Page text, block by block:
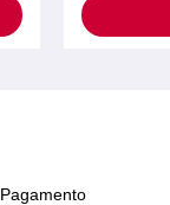
Pagamento